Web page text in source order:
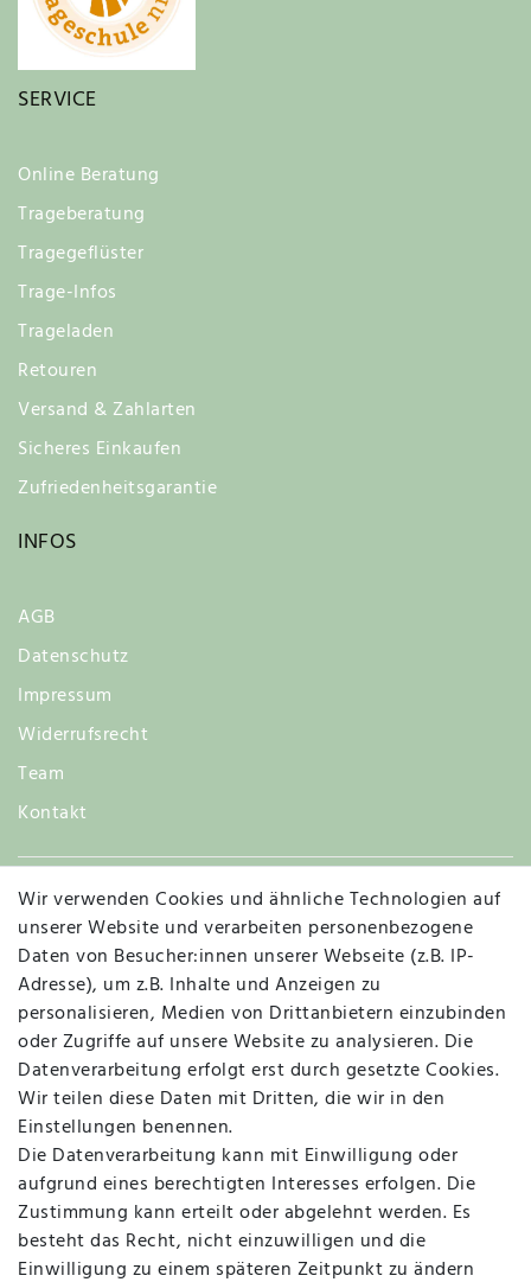
SERVICE
Online Beratung
Trageberatung
Tragegeflüster
Trage-Infos
Trageladen
Retouren
Versand & Zahlarten
Sicheres Einkaufen
Zufriedenheitsgarantie
INFOS
AGB
Datenschutz
Impressum
Widerrufsrecht
Team
Kontakt
Widerruf
Vertrag widerrufen Kontakt
MAPALI VOR ORT
Herzogstraße 10
47533 Kleve
Montag, Dienstag, Donnerstag, Freitag
Wir verwenden Cookies und ähnliche Technologien auf
unserer Website und verarbeiten personenbezogene
Daten von Besucher:innen unserer Webseite (z.B. IP-
Adresse), um z.B. Inhalte und Anzeigen zu
personalisieren, Medien von Drittanbietern einzubinden
oder Zugriffe auf unsere Website zu analysieren. Die
Datenverarbeitung erfolgt erst durch gesetzte Cookies.
Wir teilen diese Daten mit Dritten, die wir in den
Einstellungen benennen.
Die Datenverarbeitung kann mit Einwilligung oder
aufgrund eines berechtigten Interesses erfolgen. Die
Zustimmung kann erteilt oder abgelehnt werden. Es
besteht das Recht, nicht einzuwilligen und die
Einwilligung zu einem späteren Zeitpunkt zu ändern